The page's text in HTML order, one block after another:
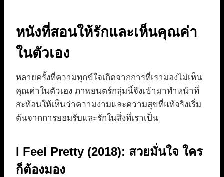
หนังที่สอนให้รักและเห็นคุณค่า
ในตัวเอง
หลายครั้งที่ความทุกข์ใจเกิดจากการที่เรามองไม่เห็น
คุณค่าในตัวเอง ภาพยนตร์กลุ่มนี้จึงเข้ามาทำหน้าที่
สะท้อนให้เห็นว่าความงามและความสุขที่แท้จริงเริ่ม
ต้นจากการยอมรับและรักในสิ่งที่เราเป็น
I Feel Pretty (2018): สวยมั่นใจ ใคร
ก็ต้องมอง